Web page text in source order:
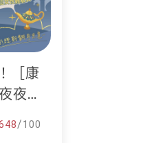
［康
夜好
/100